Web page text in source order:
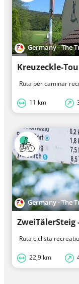
Germany - The
Kreuzeckle-
Ruta per caminar
11 km
Germany - The
ZweiTälerSteig
Ruta ciclista recreatiu
22,9 km